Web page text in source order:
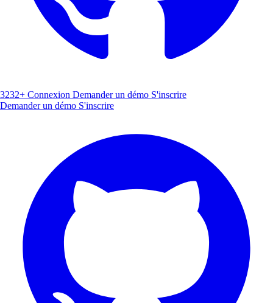
3232+ Connexion Demander un démo S'inscrire
Demander un démo S'inscrire